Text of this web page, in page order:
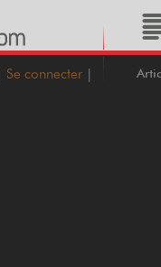
Se connecter |